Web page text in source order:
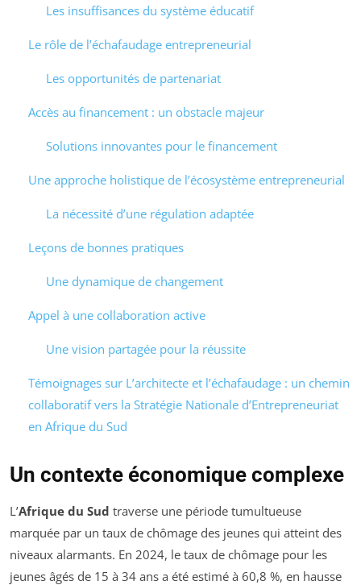
Les insuffisances du système éducatif
Le rôle de l’échafaudage entrepreneurial
Les opportunités de partenariat
Accès au financement : un obstacle majeur
Solutions innovantes pour le financement
Une approche holistique de l’écosystème entrepreneurial
La nécessité d’une régulation adaptée
Leçons de bonnes pratiques
Une dynamique de changement
Appel à une collaboration active
Une vision partagée pour la réussite
Témoignages sur L’architecte et l’échafaudage : un chemin
collaboratif vers la Stratégie Nationale d’Entrepreneuriat
en Afrique du Sud
Un contexte économique complexe
L’Afrique du Sud traverse une période tumultueuse
marquée par un taux de chômage des jeunes qui atteint des
niveaux alarmants. En 2024, le taux de chômage pour les
jeunes âgés de 15 à 34 ans a été estimé à 60,8 %, en hausse